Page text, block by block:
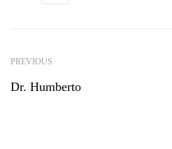
PREVIOUS
Dr. Humberto